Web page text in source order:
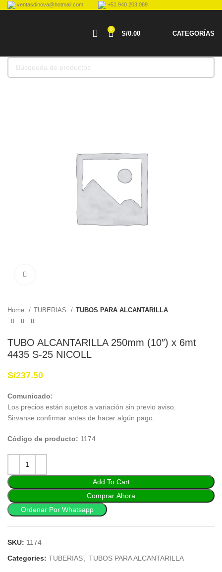
ventasdinova@hotmail.com +51 940 203 089
0
S/0.00 CATEGORÍAS
Home TUBERIAS TUBOS PARA ALCANTARILLA
TUBO ALCANTARILLA 250mm (10″) x 6mt
4435 S-25 NICOLL
S/237.50
Comunicado:
Los precios están sujetos a variación sin previo aviso.
Sirvanse confirmar antes de hacer algún pago.
Código de producto: 1174
Add To Cart
Comprar Ahora
Ordenar Por Whatsapp
SKU: 1174
Categories: TUBERIAS TUBOS PARA ALCANTARILLA